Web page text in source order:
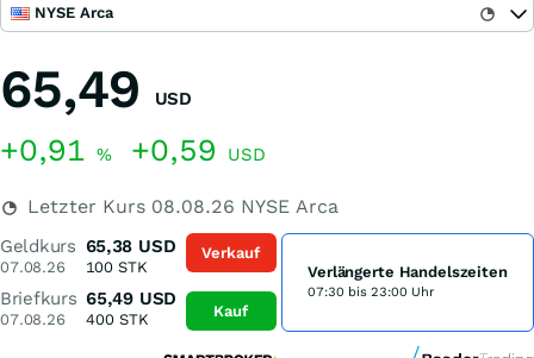
NYSE Arca
65,49 USD
+0,91 % +0,59 USD
Letzter Kurs 08.08.26 NYSE Arca
Geldkurs
07.08.26
65,38 USD
100 STK
Briefkurs
07.08.26
65,49 USD
400STK
Verkauf
Kauf
Verlängerte Handelszeiten
07:30 bis 23:00 Uhr